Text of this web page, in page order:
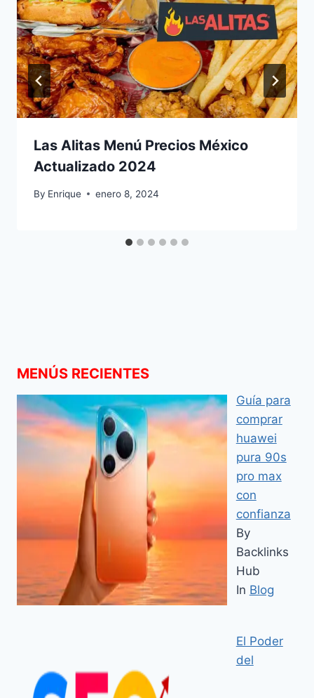
Las Alitas Menú Precios México
Actualizado 2024
By Enrique enero 8, 2024
MENÚS RECIENTES
Guía para
comprar
huawei
pura 90s
pro max
con
confianza
By
Backlinks
Hub
In Blog
El Poder
del